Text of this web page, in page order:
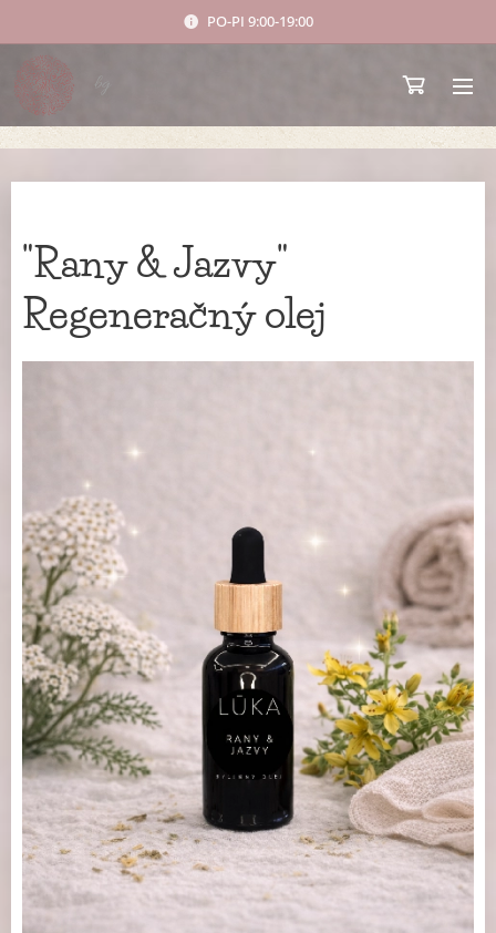
PO-PI 9:00-19:00
"Rany & Jazvy"
Regeneračný olej